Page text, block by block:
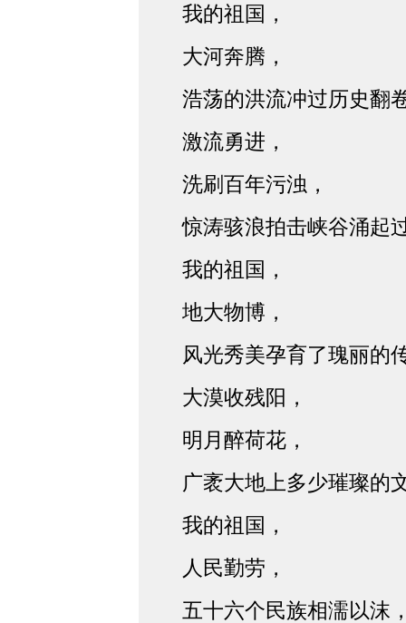
我的祖国，
大河奔腾，
浩荡的洪流冲过历史翻
激流勇进，
洗刷百年污浊，
惊涛骇浪拍击峡谷涌起
我的祖国，
地大物博，
风光秀美孕育了瑰丽的
大漠收残阳，
明月醉荷花，
广袤大地上多少璀璨的
我的祖国，
人民勤劳，
五十六个民族相濡以沫